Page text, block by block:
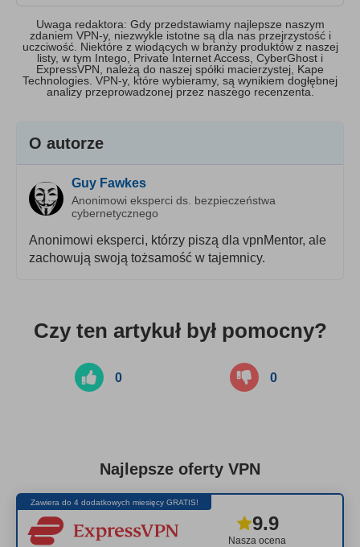
Uwaga redaktora: Gdy przedstawiamy najlepsze naszym
zdaniem VPN-y, niezwykle istotne są dla nas przejrzystość i
uczciwość. Niektóre z wiodących w branży produktów z naszej
listy, w tym Intego, Private Internet Access, CyberGhost i
ExpressVPN, należą do naszej spółki macierzystej, Kape
Technologies. VPN-y, które wybieramy, są wynikiem dogłębnej
analizy przeprowadzonej przez naszego recenzenta.
O autorze
Guy Fawkes
Anonimowi eksperci ds. bezpieczeństwa
cybernetycznego
Anonimowi eksperci, którzy piszą dla vpnMentor, ale
zachowują swoją tożsamość w tajemnicy.
Czy ten artykuł był pomocny?
0 0
Najlepsze oferty VPN
Zawiera do 4 dodatkowych miesięcy GRATIS!
Nasza ocena
9.9